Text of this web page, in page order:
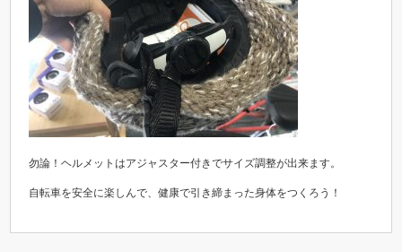
勿論！ヘルメットはアジャスター付きでサイズ調整が出来ます。
自転車を安全に楽しんで、健康で引き締まった身体をつくろう！